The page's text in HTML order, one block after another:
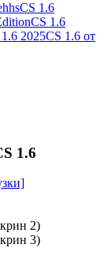
CS 1.6
CS 1.6
2025CS 1.6 от
1.6